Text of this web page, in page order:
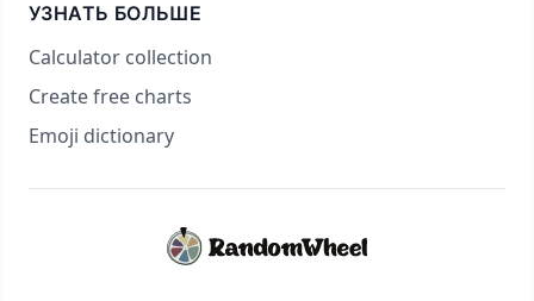
УЗНАТЬ БОЛЬШЕ
Calculator collection
Create free charts
Emoji dictionary